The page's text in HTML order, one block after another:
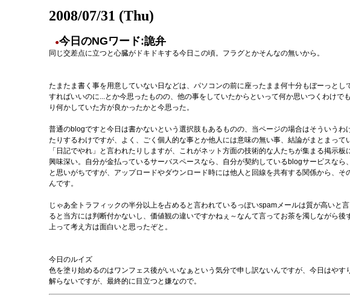
2008/07/31 (Thu)
●今日のNGワード:詭弁
同じ交差点に立つと心臓がドキドキする今日この頃。フラグとかそんなの無いから。
たまたま書く事を用意していない日などは、パソコンの前に座ったまま何十分もぼーっと
すればいいのに...とか今思ったものの、他の事をしていたからといって何か思いつくわけで
り何かしていた方が良かったかと今思った。
普通のblogですと今日は書かないという選択肢もあるものの、当ページの場合はそういう
たりするわけですが、よく、ごく個人的な事とか他人には意味の無い事、結論がまとまっ
「日記でやれ」と言われたりしますが、これがネット方面の技術的な人たちが集まる掲示
興味深い。自分が金払っているサーバスペースなら、自分が契約しているblogサービスな
と思いがちですが、アップロードやダウンロード時には他人と回線を共有する関係から、
んです。
じゃあ全トラフィックの半分以上を占めると言われているっぽいspamメールは質が高い
ると当方には判断付かないし、価値観の違いですかねぇ～なんて言ってお茶を濁しながら
上って考え方は面白いと思ったぞと。
今日のルイズ
色を塗り始めるのはワンフェス後がいいなぁという気分で申し訳ないんですが、今日はや
解らないですが、最終的に目立つと嫌なので。